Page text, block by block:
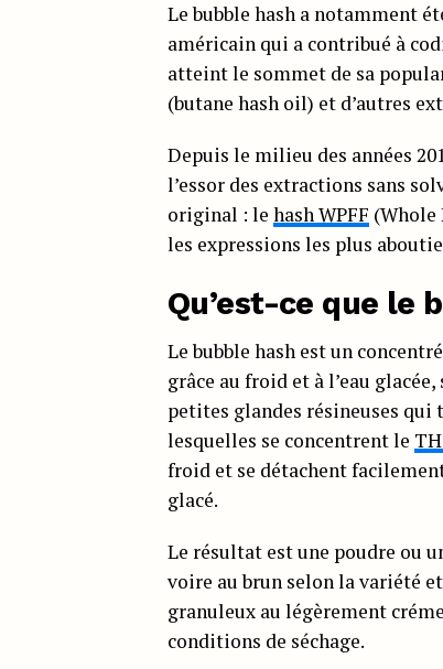
Le bubble hash a notamment
américain qui a contribué à
atteint le sommet de sa
(butane hash oil) et d’autres
Depuis le milieu des années
l’essor des extractions sans
original : le hash WPFF (Whole
les expressions les plus
Qu’est-ce que le
Le bubble hash est un
grâce au froid et à l’eau
petites glandes résineuses qui
lesquelles se concentrent le
froid et se détachent
glacé.
Le résultat est une poudre ou
voire au brun selon la variété
granuleux au légèrement
conditions de séchage.